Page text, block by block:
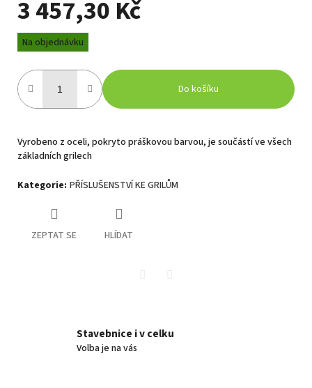
3 457,30 Kč
Měrná
cena:
Na objednávku
Do košíku
Vyrobeno z oceli, pokryto práškovou barvou, je součástí ve všech
základních grilech
Kategorie: PŘÍSLUŠENSTVÍ KE GRILŮM
ZEPTAT SE HLÍDAT
Stavebnice i v celku
Volba je na vás